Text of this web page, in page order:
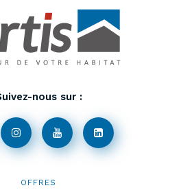
nous sur :
OFFRES